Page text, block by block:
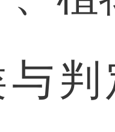
与